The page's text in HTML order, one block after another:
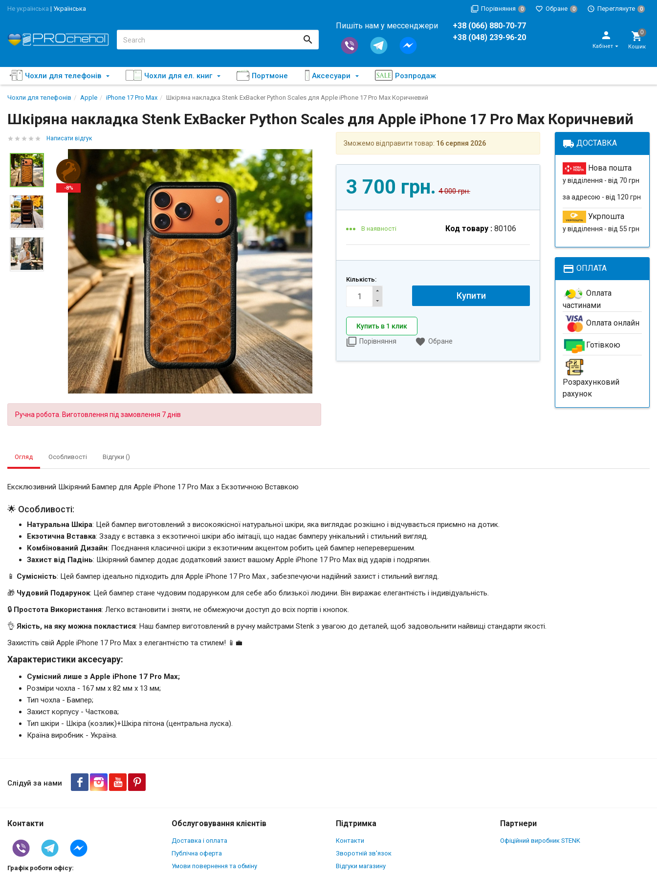
Не українська | Українська Порівняння 0 Обране 0 Переглянуте 0
Пишіть нам у мессенджери
+38 (066) 880-70-77
+38 (048) 239-96-20
Кабінет Кошик
Чохли для телефонів Чохли для ел. книг Портмоне Аксесуари Розпродаж
Чохли для телефонів Apple iPhone 17 Pro Max Шкіряна накладка Stenk ExBacker Python Scales для Apple iPhone 17 Pro Max Коричневий
Шкіряна накладка Stenk ExBacker Python Scales для Apple iPhone 17 Pro Max Коричневий
Написати відгук
-8%
Ручна робота. Виготовлення під замовлення 7 днів
Зможемо відправити товар: 16 серпня 2026
3 700 грн. 4 000 грн.
В наявності Код товару : 80106
Кількість:
Купити
Купить в 1 клик
Порівняння
Обране
local_shipping ДОСТАВКА
Нова пошта
у відділення - від 70 грн
за адресою - від 120 грн
Укрпошта
у відділення - від 55 грн
payment ОПЛАТА
Оплата
частинами
Оплата онлайн
Готівкою
Розрахунковий
рахунок
Огляд Особливості Відгуки ()
Ексклюзивний Шкіряний Бампер для Apple iPhone 17 Pro Max з Екзотичною Вставкою
🌟 Особливості:
Натуральна Шкіра: Цей бампер виготовлений з високоякісної натуральної шкіри, яка виглядає розкішно і відчувається приємно на дотик.
Екзотична Вставка: Ззаду є вставка з екзотичної шкіри або імітації, що надає бамперу унікальний і стильний вигляд.
Комбінований Дизайн: Поєднання класичної шкіри з екзотичним акцентом робить цей бампер неперевершеним.
Захист від Падінь: Шкіряний бампер додає додатковий захист вашому Apple iPhone 17 Pro Max від ударів і подряпин.
📱 Сумісність: Цей бампер ідеально підходить для Apple iPhone 17 Pro Max , забезпечуючи надійний захист і стильний вигляд.
🎁 Чудовий Подарунок: Цей бампер стане чудовим подарунком для себе або близької людини. Він виражає елегантність і індивідуальність.
🔒 Простота Використання: Легко встановити і зняти, не обмежуючи доступ до всіх портів і кнопок.
👌 Якість, на яку можна покластися: Наш бампер виготовлений в ручну майстрами Stenk з увагою до деталей, щоб задовольнити найвищі стандарти якості.
Захистіть свій Apple iPhone 17 Pro Max з елегантністю та стилем! 📱💼
Характеристики аксесуару:
Сумісний лише з Apple iPhone 17 Pro Max;
Розміри чохла - 167 мм x 82 мм x 13 мм;
Тип чохла - Бампер;
Захист корпусу - Часткова;
Тип шкіри - Шкіра (козлик)+Шкіра пітона (центральна луска).
Країна виробник - Україна.
Шкіряна накладка Stenk ExBacker Python Scales для Apple iPhone 17
Pro Max Коричневий
Слідуй за нами
Контакти
Графік роботи офісу:
Обслуговування клієнтів
Доставка і оплата
Публічна оферта
Умови повернення та обміну
Підтримка
Контакти
Зворотній зв'язок
Відгуки магазину
Партнери
Офіційний виробник STENK